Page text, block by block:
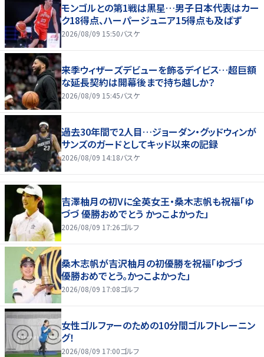
モンゴルとの第1戦は黒星…男子日本代表はカー
ク18得点、ハーパージュニア15得点も及ばず
2026/08/09 15:50バスケ
来季ウィザーズデビューを飾るデイビス…超巨額
な延長契約は開幕後まで持ち越しか？
2026/08/09 15:45バスケ
過去30年間で2人目…ジョーダン・グッドウィンが
サンズのガードとしてキッド以来の記録
2026/08/09 14:18バスケ
吉澤柚月の初Vに全英女王・桑木志帆も祝福「ゆ
づづ 優勝おめでとう かっこよかった」
2026/08/09 17:26ゴルフ
桑木志帆が吉沢柚月の初優勝を祝福「ゆづづ
優勝おめでとう。かっこよかった」
2026/08/09 17:08ゴルフ
女性ゴルファーのための10分間ゴルフトレーニン
グ！
2026/08/09 17:00ゴルフ